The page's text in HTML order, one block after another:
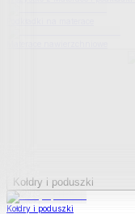
Kołdry i poduszki
Kołdry i poduszki